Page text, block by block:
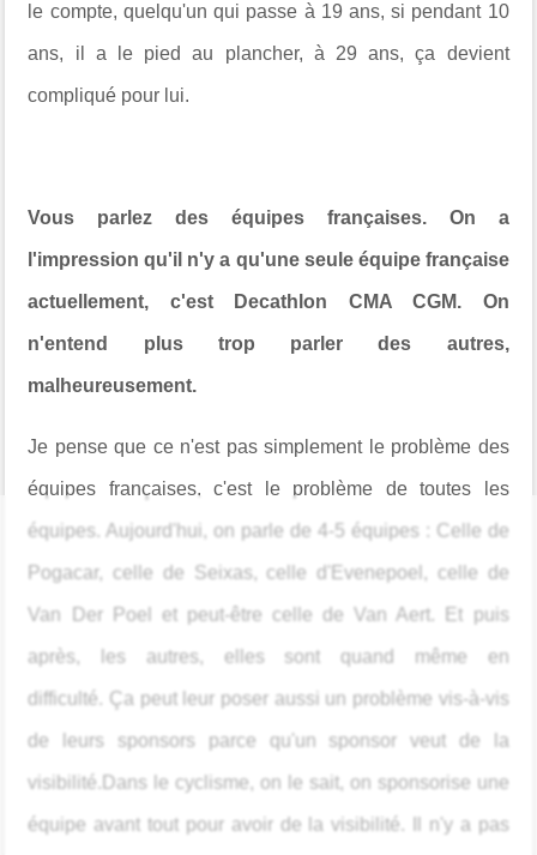
le compte, quelqu'un qui passe à 19 ans, si pendant 10
ans, il a le pied au plancher, à 29 ans, ça devient
compliqué pour lui.
Vous parlez des équipes françaises. On a
l'impression qu'il n'y a qu'une seule équipe française
actuellement, c'est Decathlon CMA CGM. On
n'entend plus trop parler des autres,
malheureusement.
Je pense que ce n'est pas simplement le problème des
équipes françaises, c'est le problème de toutes les
équipes. Aujourd'hui, on parle de 4-5 équipes : Celle de
Pogacar, celle de Seixas, celle d'Evenepoel, celle de
Van Der Poel et peut-être celle de Van Aert. Et puis
après, les autres, elles sont quand même en
difficulté. Ça peut leur poser aussi un problème vis-à-vis
de leurs sponsors parce qu'un sponsor veut de la
visibilité.Dans le cyclisme, on le sait, on sponsorise une
équipe avant tout pour avoir de la visibilité. Il n'y a pas